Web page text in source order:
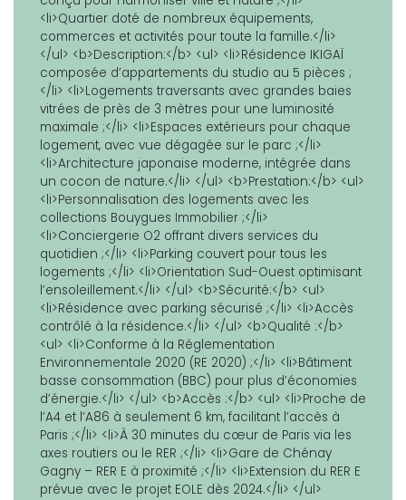
<li>Quartier doté de nombreux équipements,
commerces et activités pour toute la famille.</li>
</ul> <b>Description:</b> <ul> <li>Résidence IKIGAÏ
composée d’appartements du studio au 5 pièces ;
</li> <li>Logements traversants avec grandes baies
vitrées de près de 3 mètres pour une luminosité
maximale ;</li> <li>Espaces extérieurs pour chaque
logement, avec vue dégagée sur le parc ;</li>
<li>Architecture japonaise moderne, intégrée dans
un cocon de nature.</li> </ul> <b>Prestation:</b> <ul>
<li>Personnalisation des logements avec les
collections Bouygues Immobilier ;</li>
<li>Conciergerie O2 offrant divers services du
quotidien ;</li> <li>Parking couvert pour tous les
logements ;</li> <li>Orientation Sud-Ouest optimisant
l’ensoleillement.</li> </ul> <b>Sécurité:</b> <ul>
<li>Résidence avec parking sécurisé ;</li> <li>Accès
contrôlé à la résidence.</li> </ul> <b>Qualité :</b>
<ul> <li>Conforme à la Réglementation
Environnementale 2020 (RE 2020) ;</li> <li>Bâtiment
basse consommation (BBC) pour plus d’économies
d’énergie.</li> </ul> <b>Accès :</b> <ul> <li>Proche de
l’A4 et l’A86 à seulement 6 km, facilitant l’accès à
Paris ;</li> <li>À 30 minutes du cœur de Paris via les
axes routiers ou le RER ;</li> <li>Gare de Chénay
Gagny – RER E à proximité ;</li> <li>Extension du RER E
prévue avec le projet EOLE dès 2024.</li> </ul>